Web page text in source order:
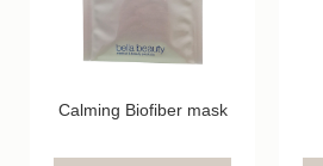
Calming Biofiber mask